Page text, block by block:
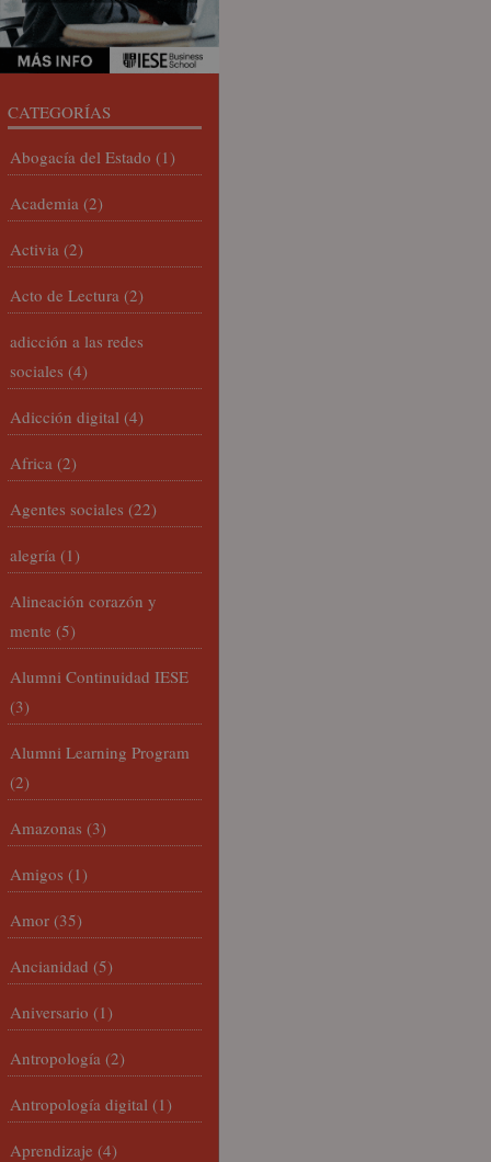
CATEGORÍAS
Abogacía del Estado (1)
Academia (2)
Activia (2)
Acto de Lectura (2)
adicción a las redes
sociales (4)
Adicción digital (4)
Africa (2)
Agentes sociales (22)
alegría (1)
Alineación corazón y
mente (5)
Alumni Continuidad IESE
(3)
Alumni Learning Program
(2)
Amazonas (3)
Amigos (1)
Amor (35)
Ancianidad (5)
Aniversario (1)
Antropología (2)
Antropología digital (1)
Aprendizaje (4)